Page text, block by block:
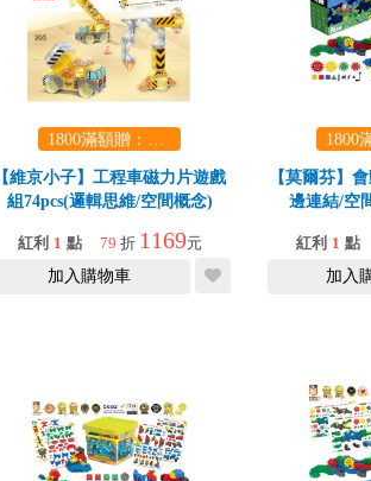
1800滿額贈：口袋玩具一份（隨機出貨） (summer read)
【維京小子】工程車磁力片遊戲
組74pcs(邏輯思維/空間概念)
紅利 1 點 79 折 1169元
加入購物車
【莫爾芬】
邊連結/空
紅利 1 點
加入